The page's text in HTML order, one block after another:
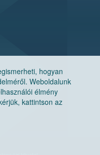
hogyan
Weboldalunk
élmény
kattintson az